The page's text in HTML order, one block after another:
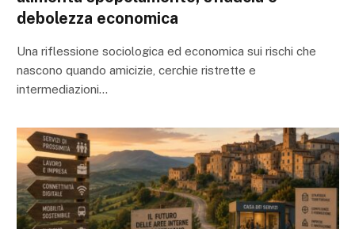
debolezza economica
Una riflessione sociologica ed economica sui rischi che
nascono quando amicizie, cerchie ristrette e
intermediazioni…